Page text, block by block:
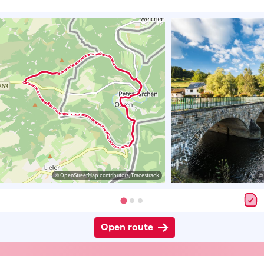
© OpenStreetMap contributors, Tracestrack ©
Open route